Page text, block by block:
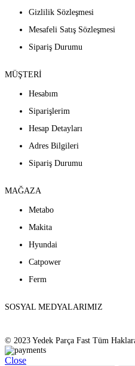
Gizlilik Sözleşmesi
Mesafeli Satış Sözleşmesi
Sipariş Durumu
MÜŞTERİ
Hesabım
Siparişlerim
Hesap Detayları
Adres Bilgileri
Sipariş Durumu
MAĞAZA
Metabo
Makita
Hyundai
Catpower
Ferm
SOSYAL MEDYALARIMIZ
© 2023 Yedek Parça Fast Tüm
Close